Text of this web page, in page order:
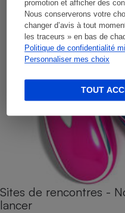
promotion et afficher des
Nous conserverons votre
changer d’avis à tout
les traceurs » en bas de
Politique de confidentialité
Personnaliser mes choix
TOUT
Sites de rencontres -
lancer